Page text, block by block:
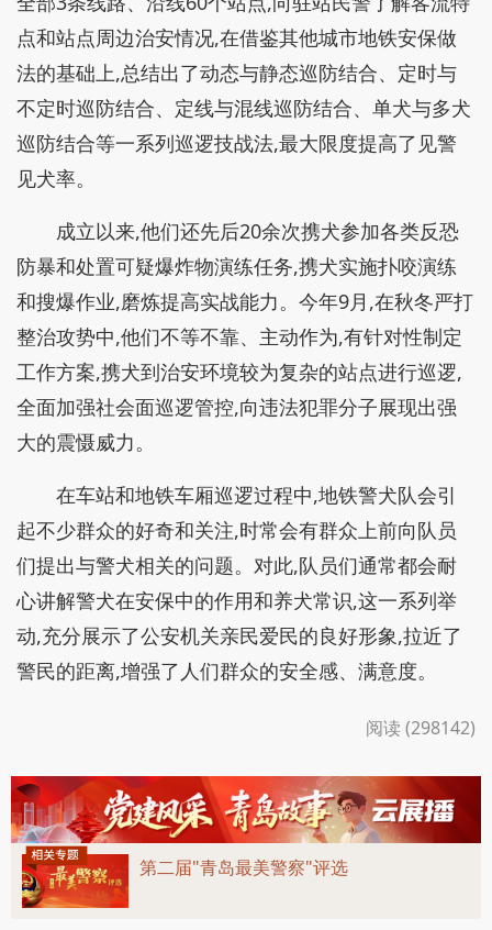
点和站点周边治安情况,在借鉴其他城市地铁安保做
法的基础上,总结出了动态与静态巡防结合、定时与
不定时巡防结合、定线与混线巡防结合、单犬与多犬
巡防结合等一系列巡逻技战法,最大限度提高了见警
见犬率。
成立以来,他们还先后20余次携犬参加各类反恐
防暴和处置可疑爆炸物演练任务,携犬实施扑咬演练
和搜爆作业,磨炼提高实战能力。今年9月,在秋冬严打
整治攻势中,他们不等不靠、主动作为,有针对性制定
工作方案,携犬到治安环境较为复杂的站点进行巡逻,
全面加强社会面巡逻管控,向违法犯罪分子展现出强
大的震慑威力。
在车站和地铁车厢巡逻过程中,地铁警犬队会引
起不少群众的好奇和关注,时常会有群众上前向队员
们提出与警犬相关的问题。对此,队员们通常都会耐
心讲解警犬在安保中的作用和养犬常识,这一系列举
动,充分展示了公安机关亲民爱民的良好形象,拉近了
警民的距离,增强了人们群众的安全感、满意度。
阅读 (298142)
第二届"青岛最美警察"评选